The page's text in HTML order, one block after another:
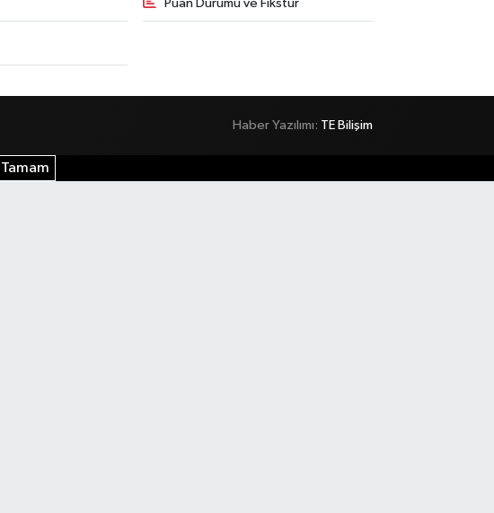
Puan Durumu ve Fikstür
Haber Yazılımı: TE Bilişim
Tamam